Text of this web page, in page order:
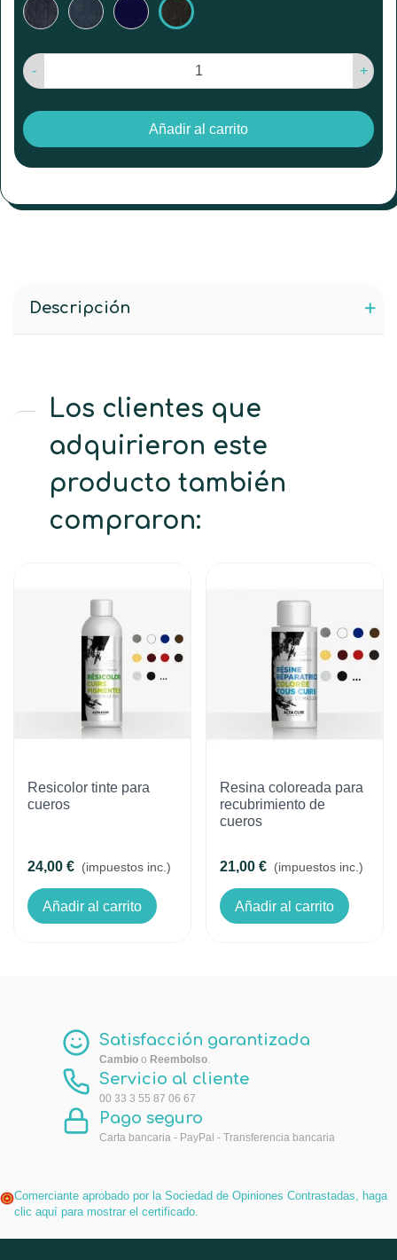
Azul
marino
Azul
petrol
Azul Negro
- +
Añadir al carrito
Descripción
Los clientes que
adquirieron este
producto también
compraron:
Resicolor tinte para
cueros
24,00 € (impuestos inc.)
Añadir al carrito
Resina coloreada para
recubrimiento de
cueros
21,00 € (impuestos inc.)
Añadir al carrito
Satisfacción garantizada
Cambio o Reembolso.
Servicio al cliente
00 33 3 55 87 06 67
Pago seguro
Carta bancaria - PayPal - Transferencia bancaria
Comerciante aprobado por la Sociedad de Opiniones Contrastadas, haga
clic aquí para mostrar el certificado.